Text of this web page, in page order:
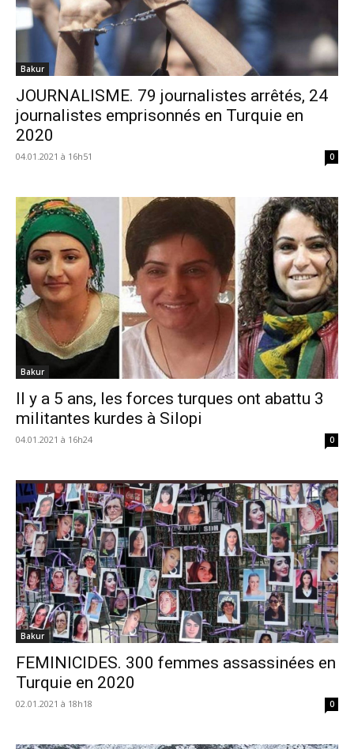
Bakur
JOURNALISME. 79 journalistes arrêtés, 24
journalistes emprisonnés en Turquie en
2020
04.01.2021 à 16h51 0
Bakur
Il y a 5 ans, les forces turques ont abattu 3
militantes kurdes à Silopi
04.01.2021 à 16h24 0
Bakur
FEMINICIDES. 300 femmes assassinées en
Turquie en 2020
02.01.2021 à 18h18 0